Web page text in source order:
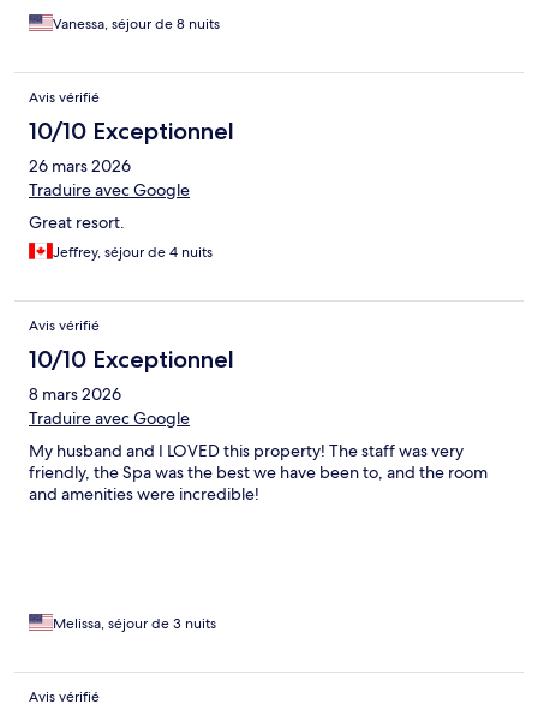
Vanessa, séjour de 8 nuits
Avis vérifié
10/10 Exceptionnel
26 mars 2026
Traduire avec Google
Great resort.
Jeffrey, séjour de 4 nuits
Avis vérifié
10/10 Exceptionnel
8 mars 2026
Traduire avec Google
My husband and I LOVED this property! The staff was very
friendly, the Spa was the best we have been to, and the room
and amenities were incredible!
Melissa, séjour de 3 nuits
Avis vérifié